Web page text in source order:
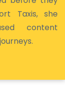
Taxis, she
content